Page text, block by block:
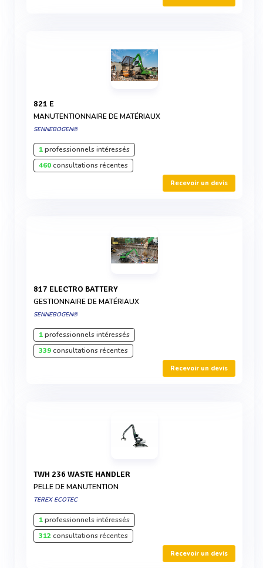
821 E
MANUTENTIONNAIRE DE MATÉRIAUX
SENNEBOGEN®
1professionnels intéressés
460consultations récentes
Recevoir un devis
817 ELECTRO BATTERY
GESTIONNAIRE DE MATÉRIAUX
SENNEBOGEN®
1professionnels intéressés
339consultations récentes
Recevoir un devis
TWH 236 WASTE HANDLER
PELLE DE MANUTENTION
TEREX ECOTEC
1professionnels intéressés
312consultations récentes
Recevoir un devis